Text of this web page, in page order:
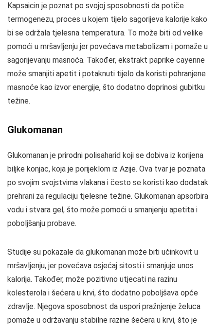
Kapsaicin je poznat po svojoj sposobnosti da potiče
termogenezu, proces u kojem tijelo sagorijeva kalorije kako
bi se održala tjelesna temperatura. To može biti od velike
pomoći u mršavljenju jer povećava metabolizam i pomaže u
sagorijevanju masnoća. Također, ekstrakt paprike cayenne
može smanjiti apetit i potaknuti tijelo da koristi pohranjene
masnoće kao izvor energije, što dodatno doprinosi gubitku
težine.
Glukomanan
Glukomanan je prirodni polisaharid koji se dobiva iz korijena
biljke konjac, koja je porijeklom iz Azije. Ova tvar je poznata
po svojim svojstvima vlakana i često se koristi kao dodatak
prehrani za regulaciju tjelesne težine. Glukomanan apsorbira
vodu i stvara gel, što može pomoći u smanjenju apetita i
poboljšanju probave.
Studije su pokazale da glukomanan može biti učinkovit u
mršavljenju, jer povećava osjećaj sitosti i smanjuje unos
kalorija. Također, može pozitivno utjecati na razinu
kolesterola i šećera u krvi, što dodatno poboljšava opće
zdravlje. Njegova sposobnost da uspori pražnjenje želuca
pomaže u održavanju stabilne razine šećera u krvi, što je